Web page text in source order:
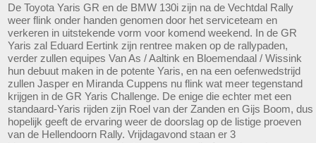
De Toyota Yaris GR en de BMW 130i zijn na de Vechtdal Rally
weer flink onder handen genomen door het serviceteam en
verkeren in uitstekende vorm voor komend weekend. In de GR
Yaris zal Eduard Eertink zijn rentree maken op de rallypaden,
verder zullen equipes Van As / Aaltink en Bloemendaal / Wissink
hun debuut maken in de potente Yaris, en na een oefenwedstrijd
zullen Jasper en Miranda Cuppens nu flink wat meer tegenstand
krijgen in de GR Yaris Challenge. De enige die echter met een
standaard-Yaris rijden zijn Roel van der Zanden en Gijs Boom, dus
hopelijk geeft de ervaring weer de doorslag op de listige proeven
van de Hellendoorn Rally. Vrijdagavond staan er 3